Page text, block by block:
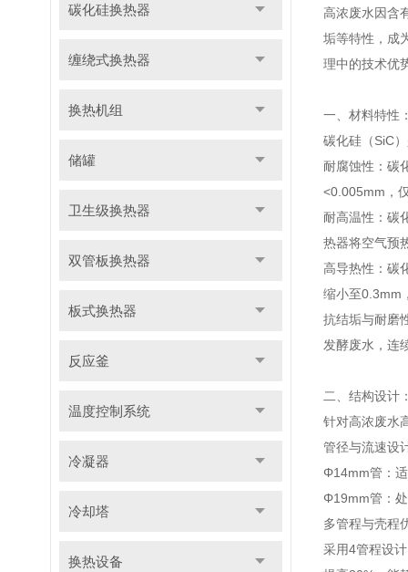
碳化硅换热器
缠绕式换热器
换热机组
储罐
卫生级换热器
双管板换热器
板式换热器
反应釜
温度控制系统
冷凝器
冷却塔
换热设备
高浓废水因含
垢等特性，成
理中的技术优
一、材料特性
碳化硅（SiC
耐腐蚀性：碳
<0.005mm，
耐高温性：碳
热器将空气预
高导热性：碳
缩小至0.3mm
抗结垢与耐磨
发酵废水，连
二、结构设计
针对高浓废水
管径与流速设
Φ14mm管：
Φ19mm管：
多管程与壳程
采用4管程设